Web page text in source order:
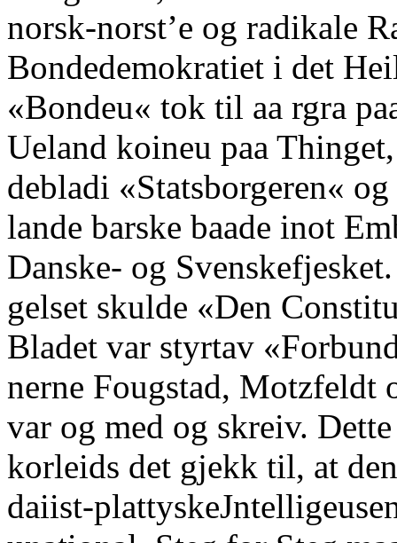
norsk-norst’e og radikale
Bondedemokratiet i det
«Bondeu« tok til aa rgra
Ueland koineu paa
debladi «Statsborgeren«
lande barske baade inot
Danske- og
gelset skulde «Den
Bladet var styrtav
nerne Fougstad, Motzfeldt
var og med og skreiv.
korleids det gjekk til, at
daiist-